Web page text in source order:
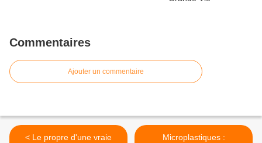
Commentaires
Ajouter un commentaire
< Le propre d'une vraie
Microplastiques :